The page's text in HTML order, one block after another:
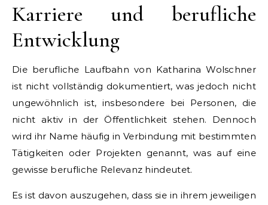
Karriere und berufliche
Entwicklung
Die berufliche Laufbahn von Katharina Wolschner
ist nicht vollständig dokumentiert, was jedoch nicht
ungewöhnlich ist, insbesondere bei Personen, die
nicht aktiv in der Öffentlichkeit stehen. Dennoch
wird ihr Name häufig in Verbindung mit bestimmten
Tätigkeiten oder Projekten genannt, was auf eine
gewisse berufliche Relevanz hindeutet.
Es ist davon auszugehen, dass sie in ihrem jeweiligen